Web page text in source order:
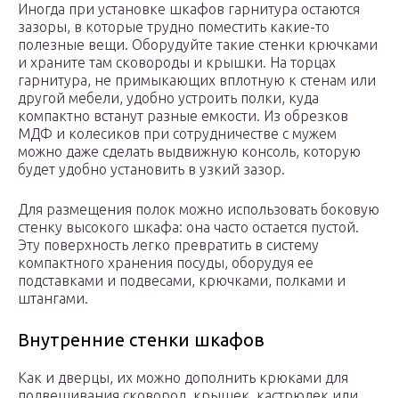
Иногда при установке шкафов гарнитура остаются
зазоры, в которые трудно поместить какие-то
полезные вещи. Оборудуйте такие стенки крючками
и храните там сковороды и крышки. На торцах
гарнитура, не примыкающих вплотную к стенам или
другой мебели, удобно устроить полки, куда
компактно встанут разные емкости. Из обрезков
МДФ и колесиков при сотрудничестве с мужем
можно даже сделать выдвижную консоль, которую
будет удобно установить в узкий зазор.
Для размещения полок можно использовать боковую
стенку высокого шкафа: она часто остается пустой.
Эту поверхность легко превратить в систему
компактного хранения посуды, оборудуя ее
подставками и подвесами, крючками, полками и
штангами.
Внутренние стенки шкафов
Как и дверцы, их можно дополнить крюками для